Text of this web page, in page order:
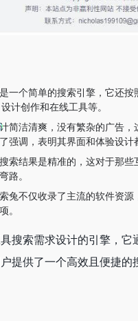
一个简单的搜索引擎，它还
计创作和在线工具等。
简洁清爽，没有繁杂的广告
强调，表明其界面和体验设计
索结果是精准的，这对于那
路。
兔不仅收录了主流的软件资
。
搜索需求设计的引擎，
提供了一个高效且便捷